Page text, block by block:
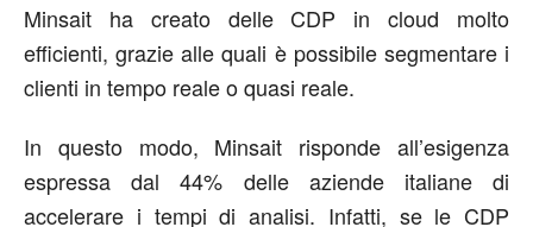
Minsait ha creato delle CDP in cloud molto
efficienti, grazie alle quali è possibile segmentare i
clienti in tempo reale o quasi reale.
In questo modo, Minsait risponde all’esigenza
espressa dal 44% delle aziende italiane di
accelerare i tempi di analisi. Infatti, se le CDP